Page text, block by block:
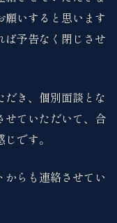
いすると思います
ば予告なく閉じさせ
だき、個別面談とな
せていただいて、合
です。
からも連絡させてい